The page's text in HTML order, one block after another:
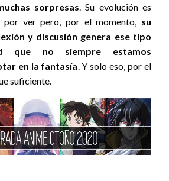
sorpresas. Su evolución es
por ver pero, por el momento, su
y discusión genera ese tipo
que no siempre estamos
en la fantasía. Y solo eso, por el
suficiente.